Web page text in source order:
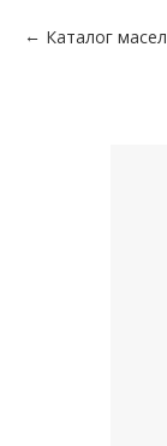
Каталог масел